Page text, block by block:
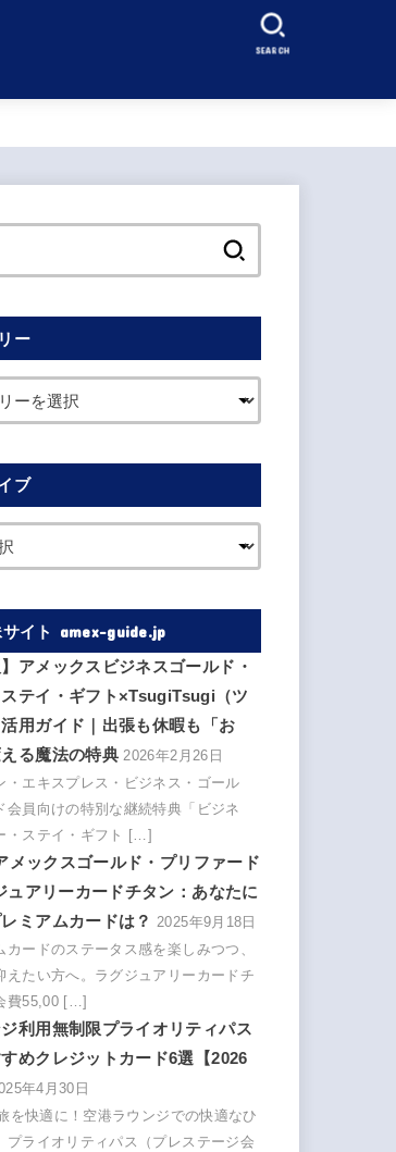
SEARCH
ー
ブ
イト amex-guide.jp
】アメックスビジネスゴールド・
テイ・ギフト×TsugiTsugi（ツ
用ガイド｜出張も休暇も「お
る魔法の特典 2026年2月26日
・エキスプレス・ビジネス・ゴール
会員向けの特別な継続特典「ビジネ
・ステイ・ギフト […]
メックスゴールド・プリファード
ュアリーカードチタン：あなたに
ミアムカードは？ 2025年9月18日
カードのステータス感を楽しみつつ、
えたい方へ。ラグジュアリーカードチ
費55,00 […]
ジ利用無制限プライオリティパス
めクレジットカード6選【2026
年4月30日
を快適に！空港ラウンジでの快適なひ
プライオリティパス（プレステージ会